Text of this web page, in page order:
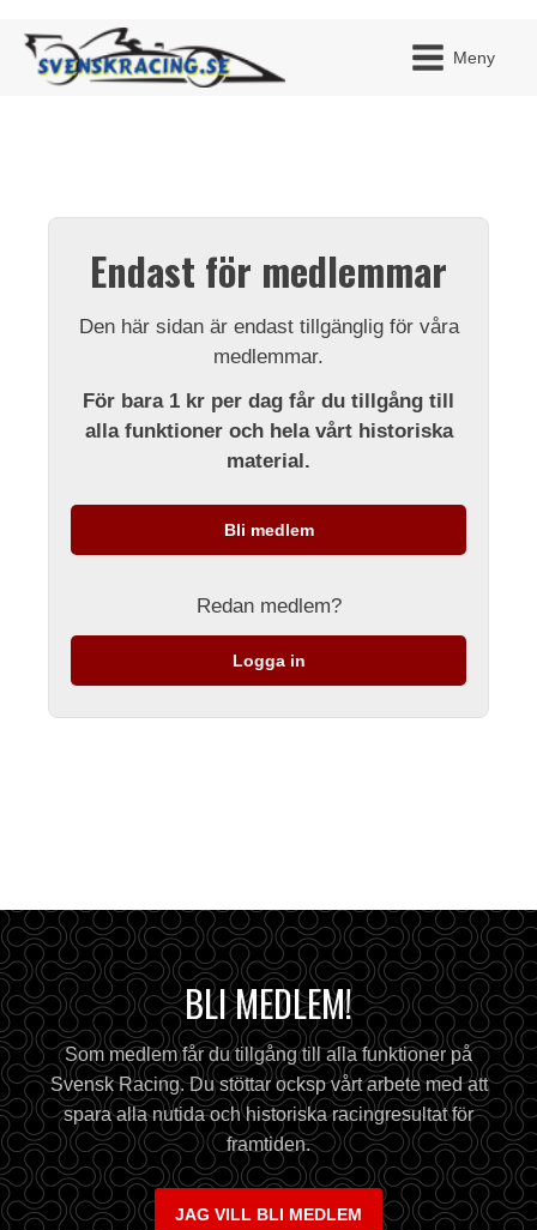
Meny
Endast för medlemmar
Den här sidan är endast tillgänglig för våra
medlemmar.
För bara 1 kr per dag får du tillgång till
alla funktioner och hela vårt historiska
material.
Bli medlem
Redan medlem?
Logga in
BLI MEDLEM!
Som medlem får du tillgång till alla funktioner på
Svensk Racing. Du stöttar ocksp vårt arbete med att
spara alla nutida och historiska racingresultat för
framtiden.
JAG VILL BLI MEDLEM